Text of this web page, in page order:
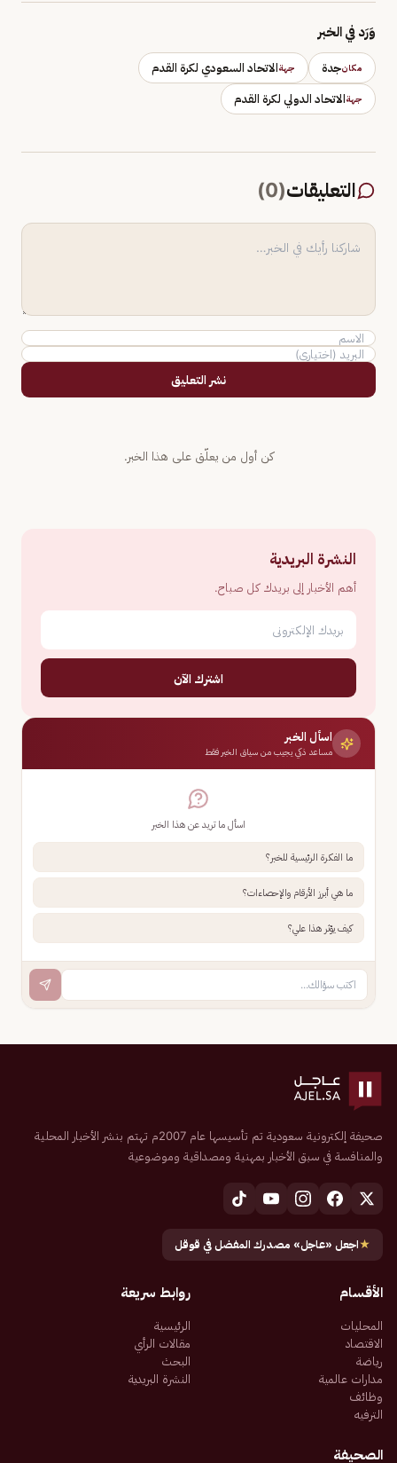
وَرَد في الخبر
مكانجدة جهةالاتحاد السعودي لكرة القدم
جهةالاتحاد الدولي لكرة القدم
التعليقات(
0
)
نشر التعليق
كن أول من يعلّق على هذا الخبر.
النشرة البريدية
أهم الأخبار إلى بريدك كل صباح.
اشترك الآن
اسأل الخبر
مساعد ذكي يجيب من سياق الخبر فقط
اسأل ما تريد عن هذا الخبر
ما الفكرة الرئيسية للخبر؟
ما هي أبرز الأرقام والإحصاءات؟
كيف يؤثر هذا علي؟
صحيفة إلكترونية سعودية تم تأسيسها عام 2007م تهتم بنشر الأخبار المحلية
والمنافسة في سبق الأخبار بمهنية ومصداقية وموضوعية
★اجعل «عاجل» مصدرك المفضل في قوقل
الأقسام
المحليات
الاقتصاد
رياضة
مدارات عالمية
وظائف
الترفيه
روابط سريعة
الرئيسية
مقالات الرأي
البحث
النشرة البريدية
الصحيفة